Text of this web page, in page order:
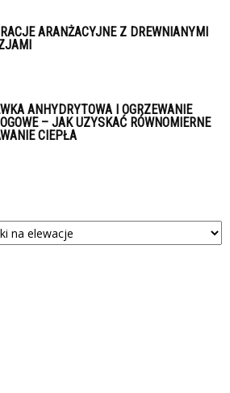
ARANŻACYJNE Z DREWNIANYMI
ANHYDRYTOWA I OGRZEWANIE
– JAK UZYSKAĆ RÓWNOMIERNE
CIEPŁA